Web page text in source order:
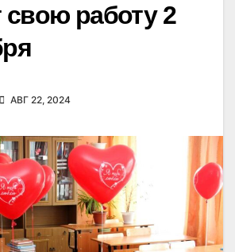
свою работу 2
АВГ 22, 2024